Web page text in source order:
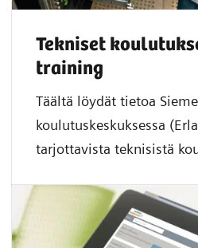
Tekniset
training
Täältä löydät tietoa
koulutuskeskuksessa
tarjottavista teknisistä